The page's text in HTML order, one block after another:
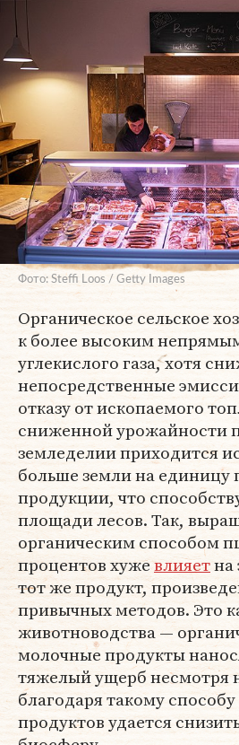
Фото: Steffi Loos / Getty Images
Органическое сельское
к более высоким
углекислого газа, хотя
непосредственные
отказу от ископаемого
сниженной урожайности
земледелии приходится
больше земли на единицу
продукции, что
площади лесов. Так,
органическим способом
процентов хужевлияетна
тот же продукт,
привычных методов. Это
животноводства —
молочные продукты
тяжелый ущерб несмотря
благодаря такому
продуктов удается